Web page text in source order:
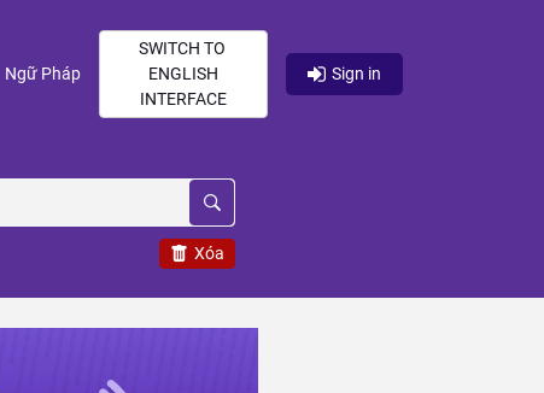
(current)
Ngữ Pháp(current)
SWITCH TO
ENGLISH
INTERFACE
Sign in
Xóa